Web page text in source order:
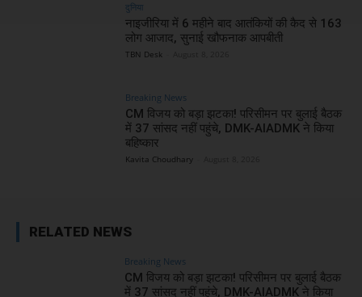
दुनिया
नाइजीरिया में 6 महीने बाद आतंकियों की कैद से 163
लोग आजाद, सुनाई खौफनाक आपबीती
TBN Desk
Breaking News
CM विजय को बड़ा झटका! परिसीमन पर बुलाई बैठक
में 37 सांसद नहीं पहुंचे, DMK-AIADMK ने किया
बहिष्कार
Kavita Choudhary
RELATED NEWS
Breaking News
CM विजय को बड़ा झटका! परिसीमन पर बुलाई बैठक
में 37 सांसद नहीं पहुंचे, DMK-AIADMK ने किया